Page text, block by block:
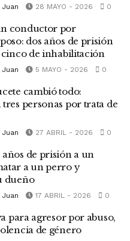
28 MAYO - 2026 0
conductor por
dos años de prisión
de inhabilitación
5 MAYO - 2026 0
cambió todo:
personas por trata de
27 ABRIL - 2026 0
de prisión a un
a un perro y
dueño
17 ABRIL - 2026 0
para agresor por abuso,
de género